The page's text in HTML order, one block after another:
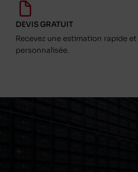
DEVIS GRATUIT
Recevez une estimation rapide et
personnalisée.